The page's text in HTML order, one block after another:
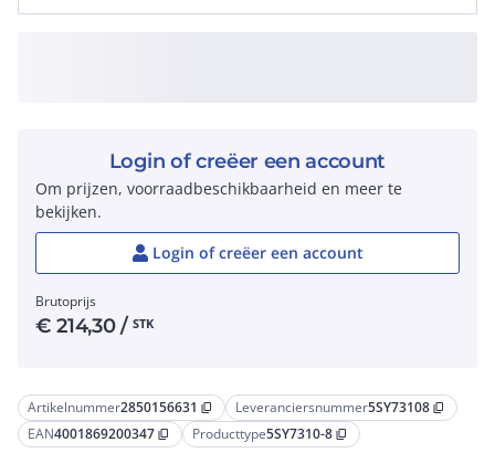
Artikelnummer2850156631 content_copy Leveranciersnummer5SY73108 content_copy
EAN4001869200347 content_copy Producttype5SY7310-8 content_copy
Login of creëer een account
Om prijzen, voorraadbeschikbaarheid en meer te
bekijken.
Login of creëer een account
Brutoprijs
€214,30/ STK